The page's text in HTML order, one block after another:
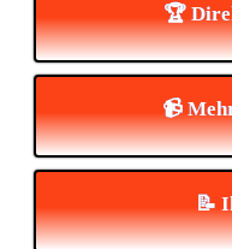
🏆
📹
📝